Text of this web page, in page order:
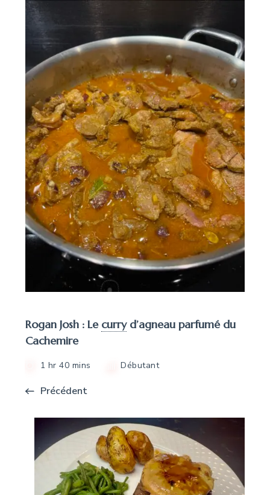
Rogan Josh : Le curry d’agneau parfumé du
Cachemire
1 hr 40 mins Débutant
Précédent